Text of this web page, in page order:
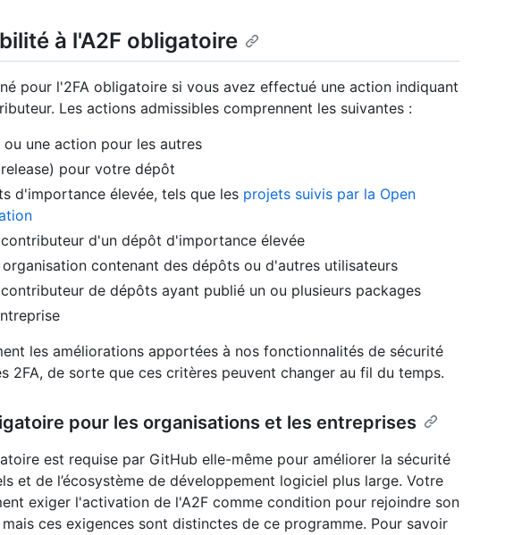
à l'A2F obligatoire
pour l'2FA obligatoire si vous avez effectué une action indiquant
Les actions admissibles comprennent les suivantes :
une action pour les autres
pour votre dépôt
d'importance élevée, tels que les projets suivis par la Open
d'un dépôt d'importance élevée
contenant des dépôts ou d'autres utilisateurs
de dépôts ayant publié un ou plusieurs packages
les améliorations apportées à nos fonctionnalités de sécurité
2FA, de sorte que ces critères peuvent changer au fil du temps.
pour les organisations et les entreprises
est requise par GitHub elle-même pour améliorer la sécurité
et de l’écosystème de développement logiciel plus large. Votre
exiger l'activation de l'A2F comme condition pour rejoindre son
ces exigences sont distinctes de ce programme. Pour savoir